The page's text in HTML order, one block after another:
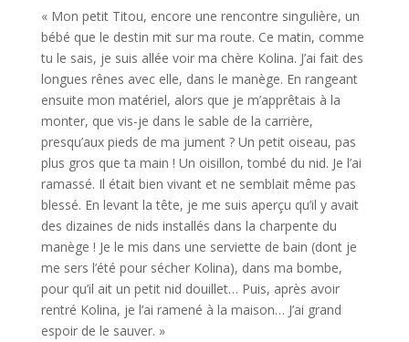
« Mon petit Titou, encore une rencontre singulière, un
bébé que le destin mit sur ma route. Ce matin, comme
tu le sais, je suis allée voir ma chère Kolina. J’ai fait des
longues rênes avec elle, dans le manège. En rangeant
ensuite mon matériel, alors que je m’apprêtais à la
monter, que vis-je dans le sable de la carrière,
presqu’aux pieds de ma jument ? Un petit oiseau, pas
plus gros que ta main ! Un oisillon, tombé du nid. Je l’ai
ramassé. Il était bien vivant et ne semblait même pas
blessé. En levant la tête, je me suis aperçu qu’il y avait
des dizaines de nids installés dans la charpente du
manège ! Je le mis dans une serviette de bain (dont je
me sers l’été pour sécher Kolina), dans ma bombe,
pour qu’il ait un petit nid douillet… Puis, après avoir
rentré Kolina, je l’ai ramené à la maison… J’ai grand
espoir de le sauver. »